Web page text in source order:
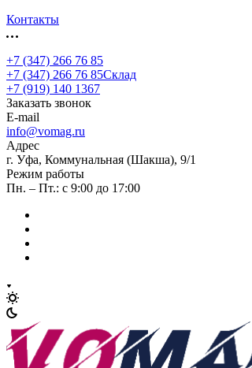
Контакты
+7 (347) 266 76 85
+7 (347) 266 76 85Склад
+7 (919) 140 1367
Заказать звонок
E-mail
info@vomag.ru
Адрес
г. Уфа, Коммунальная (Шакша), 9/1
Режим работы
Пн. – Пт.: с 9:00 до 17:00